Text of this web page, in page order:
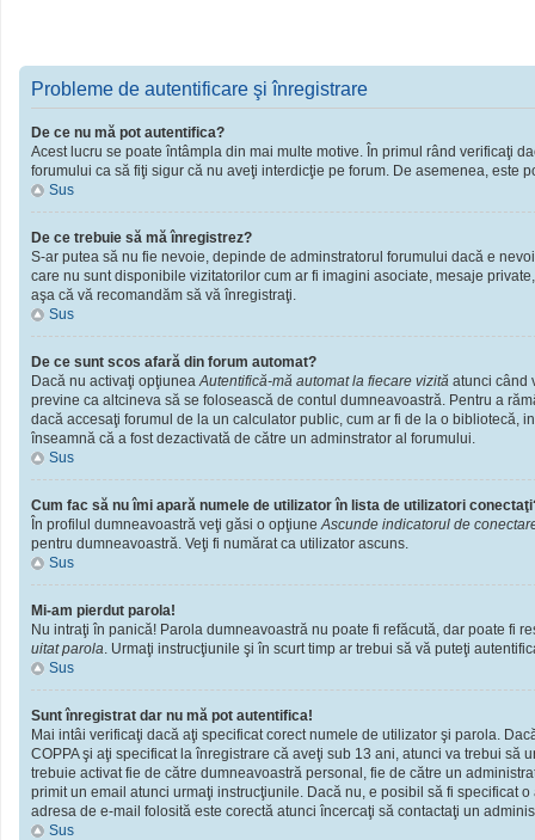
Probleme de autentificare şi înregistrare
De ce nu mă pot autentifica?
Acest lucru se poate întâmpla din mai multe motive. În primul rând verificaţi
forumului ca să fiţi sigur că nu aveţi interdicţie pe forum. De asemenea,
Sus
De ce trebuie să mă înregistrez?
S-ar putea să nu fie nevoie, depinde de adminstratorul forumului dacă e
care nu sunt disponibile vizitatorilor cum ar fi imagini asociate, mesaje
aşa că vă recomandăm să vă înregistraţi.
Sus
De ce sunt scos afară din forum automat?
Dacă nu activaţi opţiuneaAutentifică-mă automat la fiecare vizită atunci când
previne ca altcineva să se folosească de contul dumneavoastră. Pentru a
dacă accesaţi forumul de la un calculator public, cum ar fi de la o bibliotecă,
înseamnă că a fost dezactivată de către un adminstrator al forumului.
Sus
Cum fac să nu îmi apară numele de utilizator în lista de utilizatori
În profilul dumneavoastră veţi găsi o opţiuneAscunde indicatorul de
pentru dumneavoastră. Veţi fi numărat ca utilizator ascuns.
Sus
Mi-am pierdut parola!
Nu intraţi în panică! Parola dumneavoastră nu poate fi refăcută, dar poate fi
uitat parola. Urmaţi instrucţiunile şi în scurt timp ar trebui să vă puteţi
Sus
Sunt înregistrat dar nu mă pot autentifica!
Mai intâi verificaţi dacă aţi specificat corect numele de utilizator şi parola.
COPPA şi aţi specificat la înregistrare că aveţi sub 13 ani, atunci va trebui
trebuie activat fie de către dumneavoastră personal, fie de către un
primit un email atunci urmaţi instrucţiunile. Dacă nu, e posibil să fi specificat
adresa de e-mail folosită este corectă atunci încercaţi să contactaţi un
Sus